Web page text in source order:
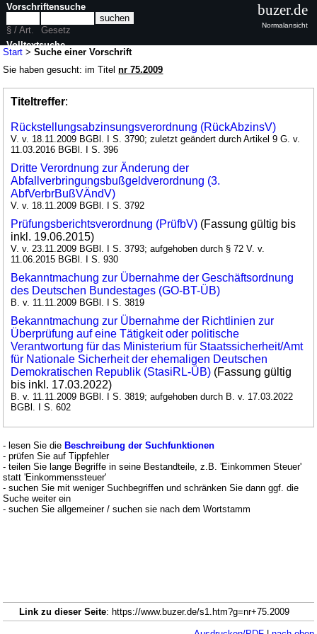
Start >Suche einer Vorschrift
Sie haben gesucht: im Titelnr 75.2009
Titeltreffer:
Rückstellungsabzinsungsverordnung (RückAbzinsV)
V. v. 18.11.2009 BGBl. I S. 3790; zuletzt geändert durch Artikel 9 G. v.
11.03.2016 BGBl. I S. 396
Dritte Verordnung zur Änderung der
Abfallverbringungsbußgeldverordnung (3.
AbfVerbrBußVÄndV)
V. v. 18.11.2009 BGBl. I S. 3792
Prüfungsberichtsverordnung (PrüfbV) (Fassung gültig bis
inkl. 19.06.2015)
V. v. 23.11.2009 BGBl. I S. 3793; aufgehoben durch § 72 V. v.
11.06.2015 BGBl. I S. 930
Bekanntmachung zur Übernahme der Geschäftsordnung
des Deutschen Bundestages (GO-BT-ÜB)
B. v. 11.11.2009 BGBl. I S. 3819
Bekanntmachung zur Übernahme der Richtlinien zur
Überprüfung auf eine Tätigkeit oder politische
Verantwortung für das Ministerium für Staatssicherheit/Amt
für Nationale Sicherheit der ehemaligen Deutschen
Demokratischen Republik (StasiRL-ÜB) (Fassung gültig
bis inkl. 17.03.2022)
B. v. 11.11.2009 BGBl. I S. 3819; aufgehoben durch B. v. 17.03.2022
BGBl. I S. 602
- lesen Sie dieBeschreibung der Suchfunktionen
- prüfen Sie auf Tippfehler
- teilen Sie lange Begriffe in seine Bestandteile, z.B. 'Einkommen Steuer'
statt 'Einkommenssteuer'
- suchen Sie mit weniger Suchbegriffen und schränken Sie dann ggf. die
Suche weiter ein
- suchen Sie allgemeiner / suchen sie nach dem Wortstamm
Vorschriftensuche
§ / Art.
Gesetz
Volltextsuche
buzer.de
Normalansicht
Link zu dieser Seite: https://www.buzer.de/s1.htm?g=nr+75.2009